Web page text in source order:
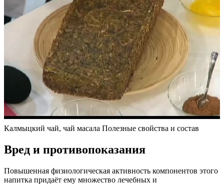
Калмыцкий чай, чай масала Полезные свойства и состав
Вред и противопоказания
Повышенная физиологическая активность компонентов этого
напитка придаёт ему множество лечебных и